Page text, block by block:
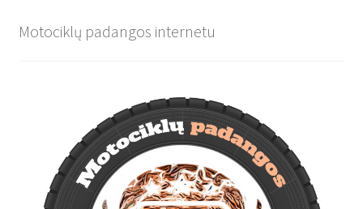
Motociklų padangos internetu